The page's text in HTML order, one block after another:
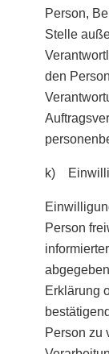
Person,
Stelle
den
k)
Person
Erklärung
Person zu